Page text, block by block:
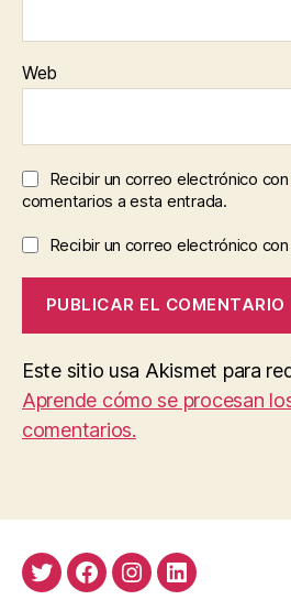
Web
Recibir un correo electrónico
comentarios a esta entrada.
Recibir un correo electrónico
Este sitio usa Akismet para
Aprende cómo se procesan
comentarios.
TwitterFacebook
InstagramLinkedIn